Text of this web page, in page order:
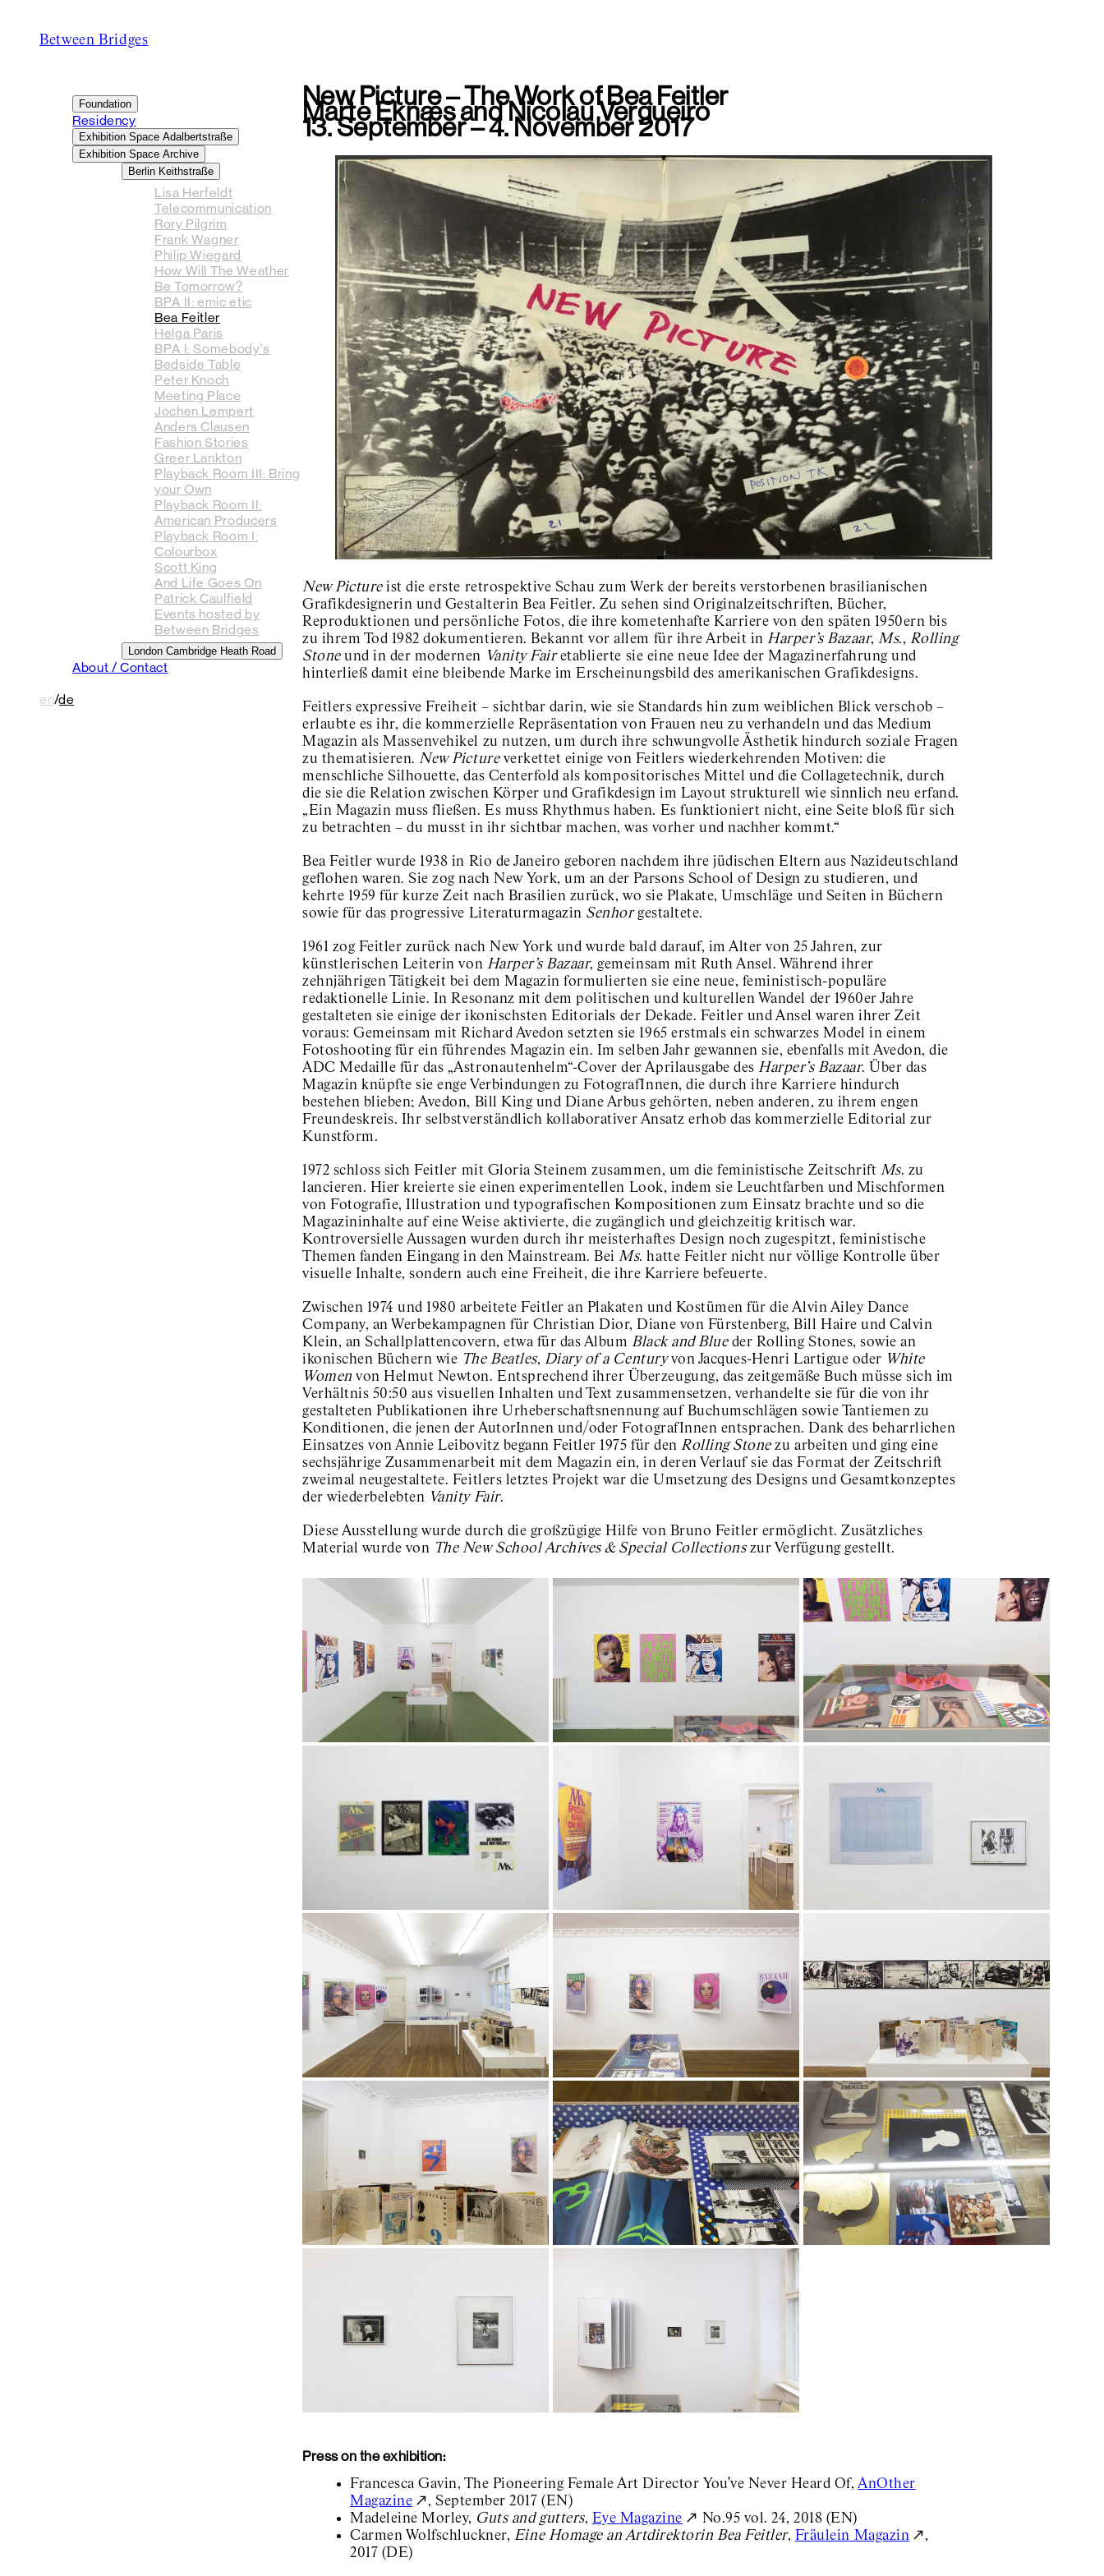
Between Bridges
Foundation
Residency
Exhibition Space Adalbertstraße
Exhibition Space Archive
Berlin Keithstraße
Lisa Herfeldt
Telecommunication
Rory Pilgrim
Frank Wagner
Philip Wiegard
How Will The Weather
Be Tomorrow?
BPA II: emic etic
Bea Feitler
Helga Paris
BPA I: Somebody’s
Bedside Table
Peter Knoch
Meeting Place
Jochen Lempert
Anders Clausen
Fashion Stories
Greer Lankton
Playback Room III: Bring
your Own
Playback Room II:
American Producers
Playback Room I:
Colourbox
Scott King
And Life Goes On
Patrick Caulfield
Events hosted by
Between Bridges
London Cambridge Heath Road
About / Contact
en/de
New Picture – The Work of Bea Feitler
Marte Eknæs and Nicolau Vergueiro
13. September – 4. November 2017
New Pictureist die erste retrospektive Schau zum Werk der bereits verstorbenen brasilianischen
Grafikdesignerin und Gestalterin Bea Feitler. Zu sehen sind Originalzeitschriften, Bücher,
Reproduktionen und persönliche Fotos, die ihre kometenhafte Karriere von den späten 1950ern bis
zu ihrem Tod 1982 dokumentieren. Bekannt vor allem für ihre Arbeit inHarper’s Bazaar,Ms., Rolling
Stoneund in der modernen Vanity Fairetablierte sie eine neue Idee der Magazinerfahrung und
hinterließ damit eine bleibende Marke im Erscheinungsbild des amerikanischen Grafikdesigns.
Feitlers expressive Freiheit – sichtbar darin, wie sie Standards hin zum weiblichen Blick verschob –
erlaubte es ihr, die kommerzielle Repräsentation von Frauen neu zu verhandeln und das Medium
Magazin als Massenvehikel zu nutzen, um durch ihre schwungvolle Ästhetik hindurch soziale Fragen
zu thematisieren.New Pictureverkettet einige von Feitlers wiederkehrenden Motiven: die
menschliche Silhouette, das Centerfold als kompositorisches Mittel und die Collagetechnik, durch
die sie die Relation zwischen Körper und Grafikdesign im Layout strukturell wie sinnlich neu erfand.
„Ein Magazin muss fließen. Es muss Rhythmus haben. Es funktioniert nicht, eine Seite bloß für sich
zu betrachten – du musst in ihr sichtbar machen, was vorher und nachher kommt.“
Bea Feitler wurde 1938 in Rio de Janeiro geboren nachdem ihre jüdischen Eltern aus Nazideutschland
geflohen waren. Sie zog nach New York, um an der Parsons School of Design zu studieren, und
kehrte 1959 für kurze Zeit nach Brasilien zurück, wo sie Plakate, Umschläge und Seiten in Büchern
sowie für das progressive Literaturmagazin Senhorgestaltete.
1961 zog Feitler zurück nach New York und wurde bald darauf, im Alter von 25 Jahren, zur
künstlerischen Leiterin von Harper’s Bazaar, gemeinsam mit Ruth Ansel. Während ihrer
zehnjährigen Tätigkeit bei dem Magazin formulierten sie eine neue, feministisch-populäre
redaktionelle Linie. In Resonanz mit dem politischen und kulturellen Wandel der 1960er Jahre
gestalteten sie einige der ikonischsten Editorials der Dekade. Feitler und Ansel waren ihrer Zeit
voraus: Gemeinsam mit Richard Avedon setzten sie 1965 erstmals ein schwarzes Model in einem
Fotoshooting für ein führendes Magazin ein. Im selben Jahr gewannen sie, ebenfalls mit Avedon, die
ADC Medaille für das „Astronautenhelm“-Cover der Aprilausgabe desHarper’s Bazaar. Über das
Magazin knüpfte sie enge Verbindungen zu FotografInnen, die durch ihre Karriere hindurch
bestehen blieben; Avedon, Bill King und Diane Arbus gehörten, neben anderen, zu ihrem engen
Freundeskreis. Ihr selbstverständlich kollaborativer Ansatz erhob das kommerzielle Editorial zur
Kunstform.
1972 schloss sich Feitler mit Gloria Steinem zusammen, um die feministische Zeitschrift Ms. zu
lancieren. Hier kreierte sie einen experimentellen Look, indem sie Leuchtfarben und Mischformen
von Fotografie, Illustration und typografischen Kompositionen zum Einsatz brachte und so die
Magazininhalte auf eine Weise aktivierte, die zugänglich und gleichzeitig kritisch war.
Kontroversielle Aussagen wurden durch ihr meisterhaftes Design noch zugespitzt, feministische
Themen fanden Eingang in den Mainstream. BeiMs. hatte Feitler nicht nur völlige Kontrolle über
visuelle Inhalte, sondern auch eine Freiheit, die ihre Karriere befeuerte.
Zwischen 1974 und 1980 arbeitete Feitler an Plakaten und Kostümen für die Alvin Ailey Dance
Company, an Werbekampagnen für Christian Dior, Diane von Fürstenberg, Bill Haire und Calvin
Klein, an Schallplattencovern, etwa für das Album Black and Blueder Rolling Stones, sowie an
ikonischen Büchern wie The Beatles, Diary of a Centuryvon Jacques-Henri Lartigue oder White
Women von Helmut Newton. Entsprechend ihrer Überzeugung, das zeitgemäße Buch müsse sich im
Verhältnis 50:50 aus visuellen Inhalten und Text zusammensetzen, verhandelte sie für die von ihr
gestalteten Publikationen ihre Urheberschaftsnennung auf Buchumschlägen sowie Tantiemen zu
Konditionen, die jenen der AutorInnen und/oder FotografInnen entsprachen. Dank des beharrlichen
Einsatzes von Annie Leibovitz begann Feitler 1975 für denRolling Stonezu arbeiten und ging eine
sechsjährige Zusammenarbeit mit dem Magazin ein, in deren Verlauf sie das Format der Zeitschrift
zweimal neugestaltete. Feitlers letztes Projekt war die Umsetzung des Designs und Gesamtkonzeptes
der wiederbelebten Vanity Fair.
Diese Ausstellung wurde durch die großzügige Hilfe von Bruno Feitler ermöglicht. Zusätzliches
Material wurde von The New School Archives & Special Collectionszur Verfügung gestellt.
Press on the exhibition:
Francesca Gavin, The Pioneering Female Art Director You've Never Heard Of, AnOther
Magazine
, September 2017 (EN)
Madeleine Morley, Guts and gutters, Eye Magazine
No.95 vol. 24, 2018 (EN)
Carmen Wolfschluckner, Eine Homage an Artdirektorin Bea Feitler, Fräulein Magazin
,
2017 (DE)